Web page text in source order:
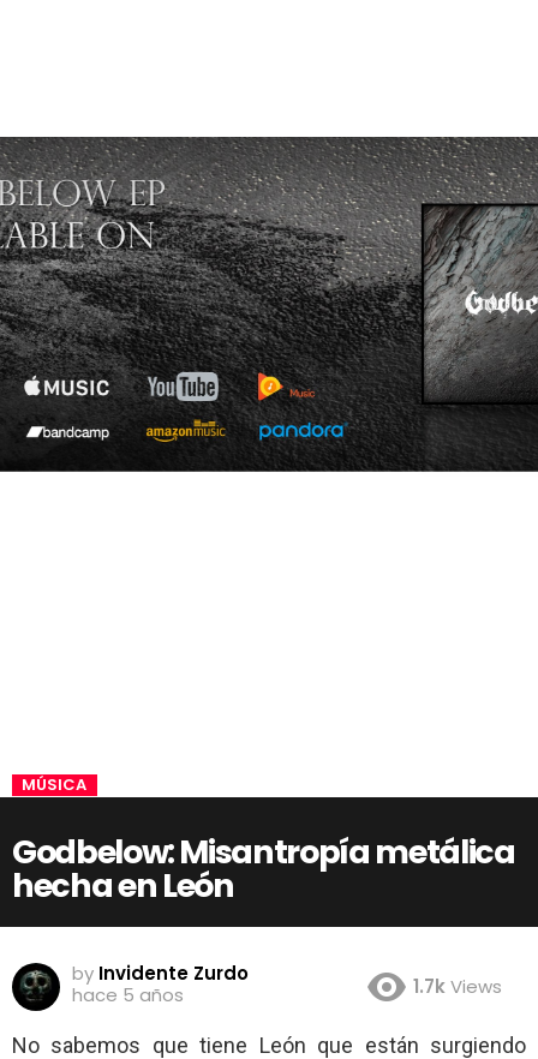
MÚSICA
Godbelow: Misantropía metálica
hecha en León
by Invidente Zurdo
hace 5 años
1.7kViews
No sabemos que tiene León que están surgiendo